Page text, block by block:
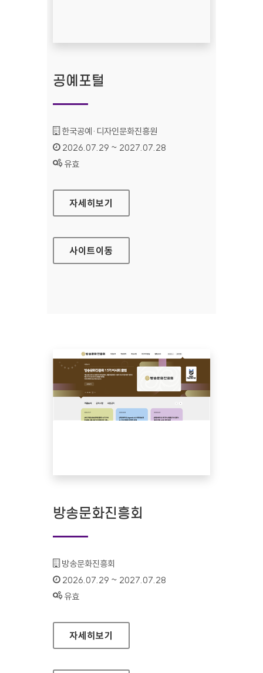
공예포털
기관명 :
한국공예·디자인문화진흥원
인증기간 :
2026.07.29 ~ 2027.07.28
상태 :
유효
공예포털
자세히보기
사이트이동
방송문화진흥회
기관명 :
방송문화진흥회
인증기간 :
2026.07.29 ~ 2027.07.28
상태 :
유효
방송문화진흥회
자세히보기